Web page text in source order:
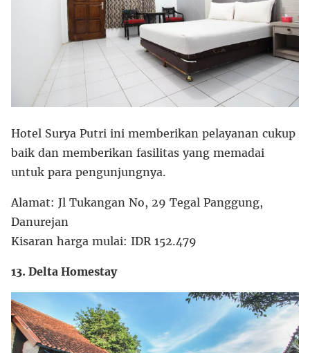
Hotel Surya Putri ini memberikan pelayanan cukup
baik dan memberikan fasilitas yang memadai
untuk para pengunjungnya.
Alamat: Jl Tukangan No, 29 Tegal Panggung,
Danurejan
Kisaran harga mulai: IDR 152.479
13. Delta Homestay